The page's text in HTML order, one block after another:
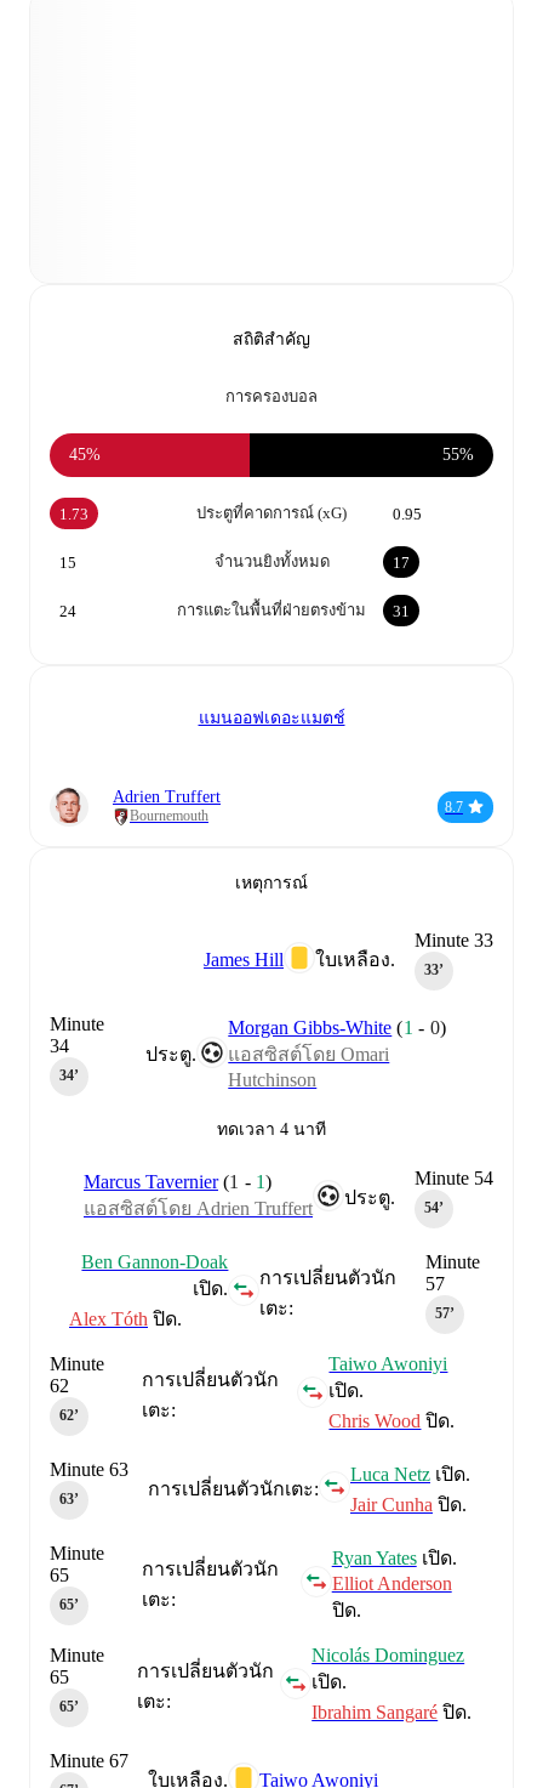
สถิติสำคัญ
การครองบอล
45% 55%
ประตูที่คาดการณ์ (xG)
1.73 0.95
จำนวนยิงทั้งหมด
15 17
การแตะในพื้นที่ฝ่ายตรงข้าม
24 31
แมนออฟเดอะแมตช์
Adrien Truffert
Bournemouth
8.7
เหตุการณ์
Minute 33
33‎’‎
ใบเหลือง.
James Hill
ประตู.
Morgan Gibbs-White (1 - 0)
แอสซิสต์โดย Omari
Hutchinson
Minute
34
34‎’‎
ทดเวลา 4 นาที
Minute 54
54‎’‎
ประตู.
Marcus Tavernier (1 - 1)
แอสซิสต์โดย Adrien Truffert
Minute
57
57‎’‎
การเปลี่ยนตัวนัก
เตะ:
Ben Gannon-Doak
เปิด.
Alex Tóth ปิด.
การเปลี่ยนตัวนัก
เตะ:
Taiwo Awoniyi
เปิด.
Chris Wood ปิด.
Minute
62
62‎’‎
การเปลี่ยนตัวนักเตะ:
Luca Netz เปิด.
Jair Cunha ปิด.
Minute 63
63‎’‎
การเปลี่ยนตัวนัก
เตะ:
Ryan Yatesเปิด.
Elliot Anderson
ปิด.
Minute
65
65‎’‎
การเปลี่ยนตัวนัก
เตะ:
Nicolás Dominguez
เปิด.
Ibrahim Sangaré ปิด.
Minute
65
65‎’‎
ใบเหลือง. Taiwo Awoniyi
Minute 67